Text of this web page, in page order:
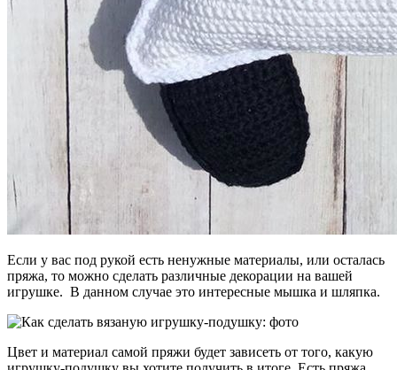
Если у вас под рукой есть ненужные материалы, или осталась
пряжа, то можно сделать различные декорации на вашей
игрушке. В данном случае это интересные мышка и шляпка.
Цвет и материал самой пряжи будет зависеть от того, какую